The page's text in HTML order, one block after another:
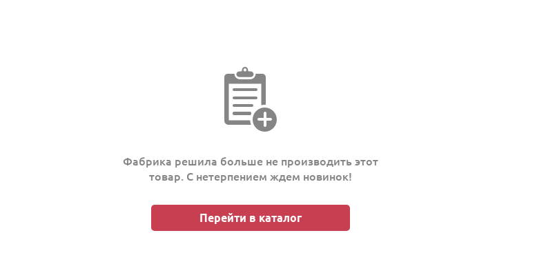
Фабрика решила больше не производить этот
товар. С нетерпением ждем новинок!
Перейти в каталог